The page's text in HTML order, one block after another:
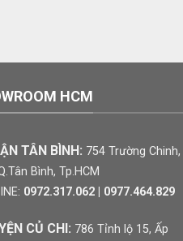
HCM
TÂN BÌNH: 754 Trường Chinh,
Bình, Tp.HCM
0972.317.062 | 0977.464.829
CỦ CHI: 786 Tỉnh lộ 15, Ấp